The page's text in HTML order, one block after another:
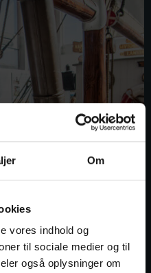
Om
vores indhold og
til sociale medier og til
også oplysninger om